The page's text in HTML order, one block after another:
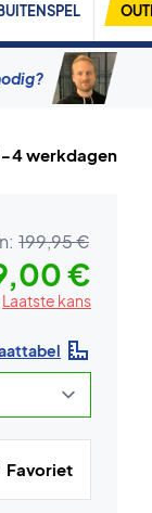
4 werkdagen
199,95 €
€
Laatste kans
Favoriet